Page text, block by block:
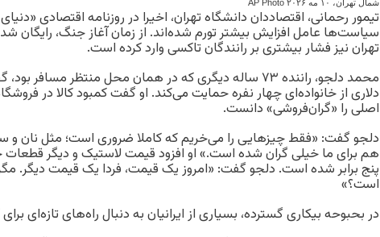
شمال تهران، ۱۰ مه ۲۰۲۶ AP Photo
تیمور رحمانی، اقتصاددان دانشگاه تهران، اخیرا در روزنامه اقتصادی
سیاست‌ها عامل افزایش بیشتر تورم شده‌اند. از زمان آغاز جنگ، رایگان
تهران نیز فشار بیشتری بر رانندگان تاکسی وارد کرده است.
محمد دلجو، راننده ۷۳ ساله دیگری که در همان محل منتظر مسافر
دلاری از خانواده‌ای چهار نفره حمایت می‌کند. او گفت کمبود کالا در
اصلی را «گران‌فروشی» دانست.
دلجو گفت: «فقط چیزهایی را می‌خریم که کاملا ضروری است؛ مثل نان
هم برای ما خیلی گران شده است.» او افزود قیمت لاستیک و دیگر قطعات
پنج برابر شده است. دلجو گفت: «امروز یک قیمت، فردا یک قیمت دیگر.
است؟»
در بحبوحه بیکاری گسترده، بسیاری از ایرانیان به دنبال راه‌های تازه‌ای